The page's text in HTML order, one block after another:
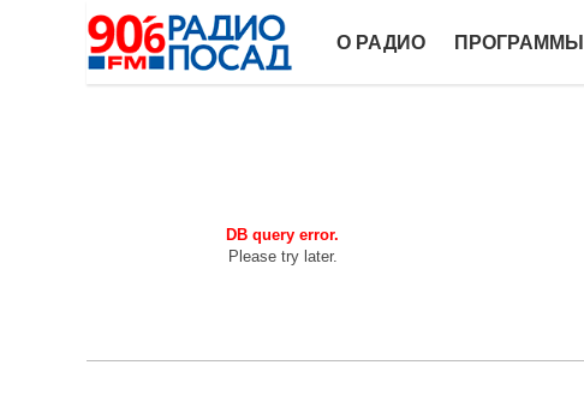
О РАДИО ПРОГРАММЫ
DB query error.
Please try later.